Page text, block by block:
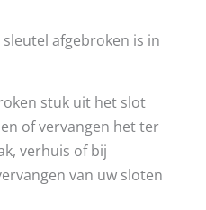
afgebroken is in
stuk uit het slot
of vervangen het ter
verhuis of bij
van uw sloten